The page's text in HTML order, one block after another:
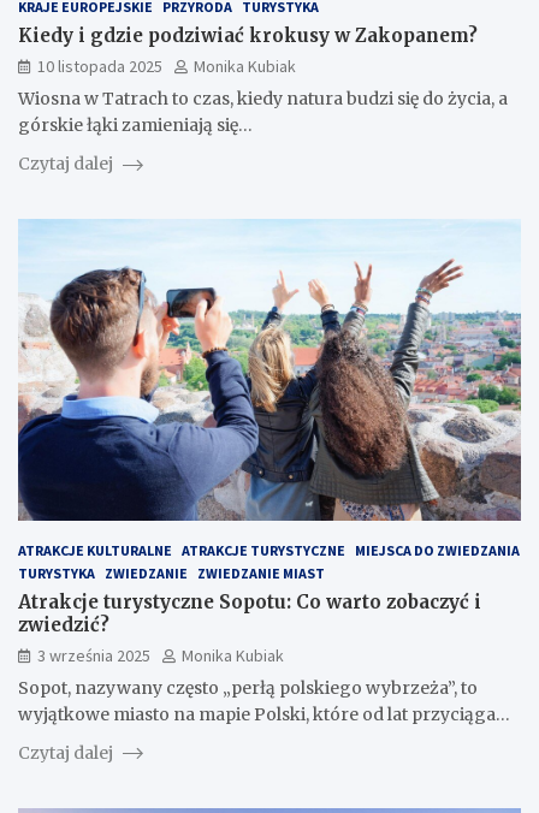
KRAJE EUROPEJSKIE PRZYRODA TURYSTYKA
Kiedy i gdzie podziwiać krokusy w Zakopanem?
10 listopada 2025
Monika Kubiak
Wiosna w Tatrach to czas, kiedy natura budzi się do życia, a
górskie łąki zamieniają się…
Czytaj dalej
ATRAKCJE KULTURALNE ATRAKCJE TURYSTYCZNE
MIEJSCA DO ZWIEDZANIA
TURYSTYKA ZWIEDZANIE ZWIEDZANIE MIAST
Atrakcje turystyczne Sopotu: Co warto zobaczyć i
zwiedzić?
3 września 2025
Monika Kubiak
Sopot, nazywany często „perłą polskiego wybrzeża”, to
wyjątkowe miasto na mapie Polski, które od lat przyciąga…
Czytaj dalej